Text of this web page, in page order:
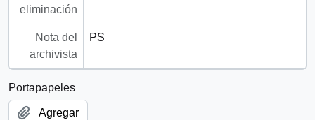
eliminación
Nota del
archivista
PS
Portapapeles
Agregar